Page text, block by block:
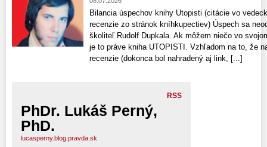
Bilancia úspechov knihy Utopisti (citácie vo
recenzie zo stránok kníhkupectiev) Úspech sa
školiteľ Rudolf Dupkala. Ak môžem niečo vo
je to práve kniha UTOPISTI. Vzhľadom na to, že
recenzie​ (dokonca bol nahradený aj link, [...]
RSS
PhDr. Lukáš Perný,
PhD.
lucasperny.blog.pravda.sk